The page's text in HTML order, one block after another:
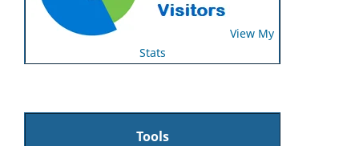
View My
Stats
Tools